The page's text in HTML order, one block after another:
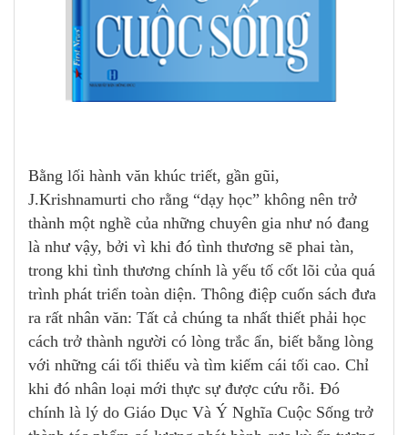
Bằng lối hành văn khúc triết, gần gũi,
J.Krishnamurti cho rằng “dạy học” không nên trở
thành một nghề của những chuyên gia như nó đang
là như vậy, bởi vì khi đó tình thương sẽ phai tàn,
trong khi tình thương chính là yếu tố cốt lõi của quá
trình phát triển toàn diện. Thông điệp cuốn sách đưa
ra rất nhân văn: Tất cả chúng ta nhất thiết phải học
cách trở thành người có lòng trắc ẩn, biết bằng lòng
với những cái tối thiểu và tìm kiếm cái tối cao. Chỉ
khi đó nhân loại mới thực sự được cứu rỗi. Đó
chính là lý do Giáo Dục Và Ý Nghĩa Cuộc Sống trở